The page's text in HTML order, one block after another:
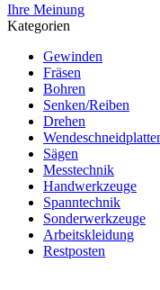
Ihre Meinung
Kategorien
Gewinden
Fräsen
Bohren
Senken/Reiben
Drehen
Sägen
Messtechnik
Handwerkzeuge
Spanntechnik
Sonderwerkzeuge
Arbeitskleidung
Restposten